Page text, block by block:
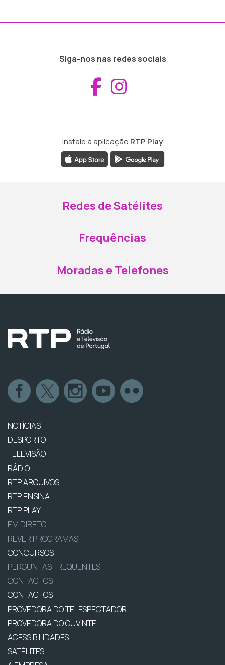
Siga-nos nas redes sociais
Aceder ao
Instale a aplicação RTP Play
Redes de Satélites
Frequências
Moradas e Telefones
NOTÍCIAS
DESPORTO
TELEVISÃO
RÁDIO
RTP ARQUIVOS
RTP ENSINA
RTP PLAY
EM DIRETO
REVER PROGRAMAS
CONCURSOS
PERGUNTAS FREQUENTES
CONTACTOS
CONTACTOS
PROVEDORA DO TELESPECTADOR
PROVEDORA DO OUVINTE
ACESSIBILIDADES
SATÉLITES